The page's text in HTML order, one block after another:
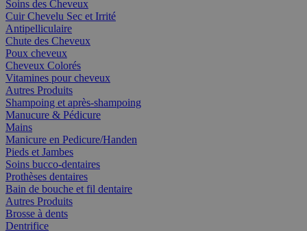
Soins des Cheveux
Cuir Chevelu Sec et Irrité
Antipelliculaire
Chute des Cheveux
Poux cheveux
Cheveux Colorés
Vitamines pour cheveux
Autres Produits
Shampoing et après-shampoing
Manucure & Pédicure
Mains
Manicure en Pedicure/Handen
Pieds et Jambes
Soins bucco-dentaires
Prothèses dentaires
Bain de bouche et fil dentaire
Autres Produits
Brosse à dents
Dentrifice